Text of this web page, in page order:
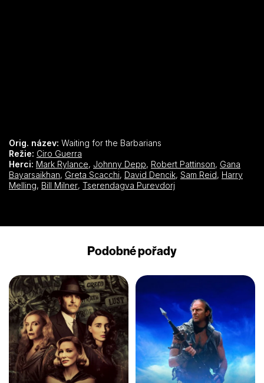
Orig. název: Waiting for the Barbarians
Režie: Ciro Guerra
Herci: Mark Rylance, Johnny Depp, Robert Pattinson, Gana
Bayarsaikhan, Greta Scacchi, David Dencik, Sam Reid, Harry
Melling, Bill Milner, Tserendagva Purevdorj
Podobné pořady